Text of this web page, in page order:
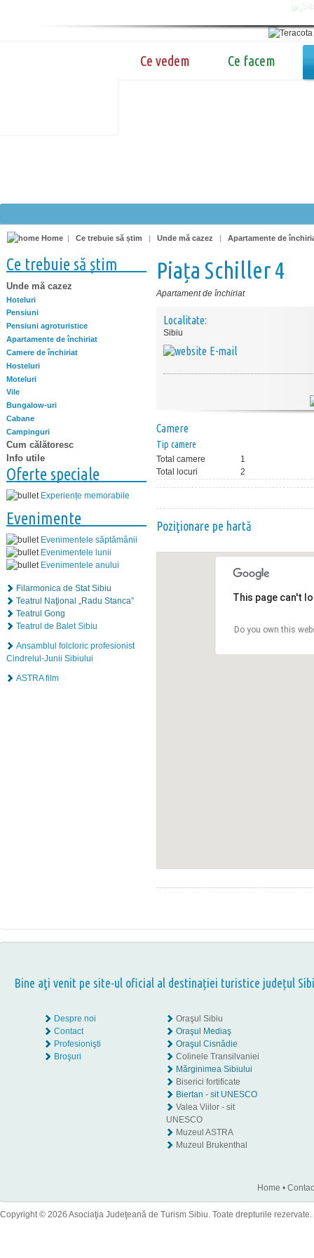
Ce vedem Ce facem
Home | Ce trebuie să știm | Unde mă cazez | Apartamente de
Ce trebuie să știm
Unde mă cazez
Hoteluri
Pensiuni
Pensiuni agroturistice
Apartamente de închiriat
Camere de închiriat
Hosteluri
Moteluri
Vile
Bungalow-uri
Cabane
Campinguri
Cum călătoresc
Info utile
Oferte speciale
Experiențe memorabile
Evenimente
Evenimentele săptămânii
Evenimentele lunii
Evenimentele anului
Filarmonica de Stat Sibiu
Teatrul Naţional „Radu Stanca”
Teatrul Gong
Teatrul de Balet Sibiu
Ansamblul folcloric profesionist
Cindrelul-Junii Sibiului
ASTRA film
Piața Schiller 4
Apartament de închiriat
Localitate:
Sibiu
E-mail
Camere
Tip camere
Total camere
1
Total locuri
2
Poziţionare pe hartă
This page can't
Do you own this
Bine aţi venit pe site-ul oficial al destinației turistice județul
Despre noi
Contact
Profesionişti
Broşuri
Oraşul Sibiu
Oraşul Mediaş
Oraşul Cisnădie
Colinele Transilvaniei
Mărginimea Sibiului
Biserici fortificate
Biertan - sit UNESCO
Valea Viilor - sit
UNESCO
Muzeul ASTRA
Muzeul Brukenthal
Home •
Copyright © 2026 Asociaţia Judeţeană de Turism Sibiu. Toate drepturile rezervate.